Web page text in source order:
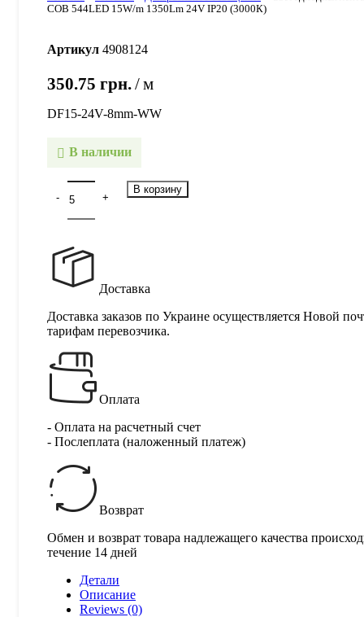
COB 544LED 15W/m 1350Lm 24V IP20 (3000К)
Артикул 4908124
350.75 грн. м
DF15-24V-8mm-WW
В наличии
В корзину
Доставка
Доставка заказов по Украине осуществляется Новой
тарифам перевозчика.
Оплата
- Оплата на расчетный счет
- Послеплата (наложенный платеж)
Возврат
Обмен и возврат товара надлежащего качества
течение 14 дней
Детали
Описание
Reviews (0)